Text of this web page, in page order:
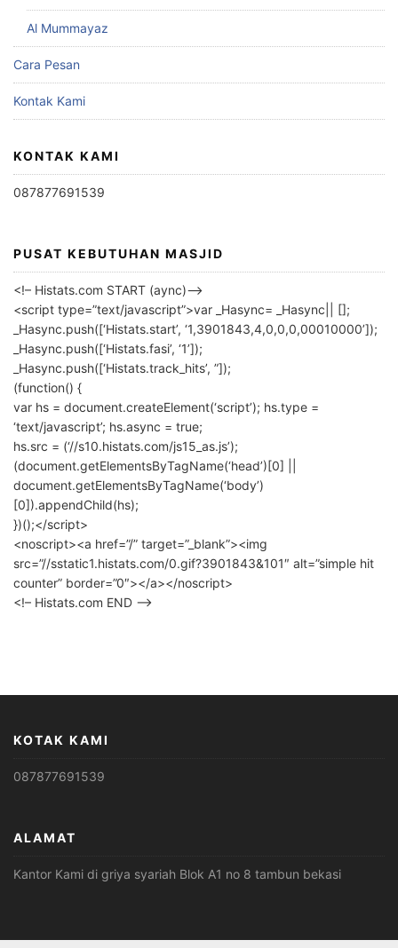
Al Mummayaz
Cara Pesan
Kontak Kami
KONTAK KAMI
087877691539
PUSAT KEBUTUHAN MASJID
<!– Histats.com START (aync)–>
<script type=”text/javascript”>var _Hasync= _Hasync|| [];
_Hasync.push([‘Histats.start’, ‘1,3901843,4,0,0,0,00010000’]);
_Hasync.push([‘Histats.fasi’, ‘1’]);
_Hasync.push([‘Histats.track_hits’, ”]);
(function() {
var hs = document.createElement(‘script’); hs.type =
‘text/javascript’; hs.async = true;
hs.src = (‘//s10.histats.com/js15_as.js’);
(document.getElementsByTagName(‘head’)[0] ||
document.getElementsByTagName(‘body’)
[0]).appendChild(hs);
})();</script>
<noscript><a href=”/” target=”_blank”><img
src=”//sstatic1.histats.com/0.gif?3901843&101″ alt=”simple hit
counter” border=”0″></a></noscript>
<!– Histats.com END –>
KOTAK KAMI
087877691539
ALAMAT
Kantor Kami di griya syariah Blok A1 no 8 tambun bekasi